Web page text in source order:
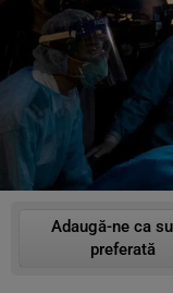
Adaugă-ne ca
preferată